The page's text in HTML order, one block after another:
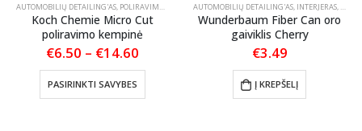
/ TEPTUKAI
AUTOMOBILIŲ DETAILING'AS, POLIRAVIMO PADAI
Koch Chemie Micro Cut
poliravimo kempinė
€6.50 – €14.60
€14.60
PASIRINKTI SAVYBES
This product has multiple variants. The options may be chosen on the product page
AUTOMOBILIŲ DETAILING'AS, INTERJERAS,
Wunderbaum Fiber Can oro
gaiviklis Cherry
€3.49
Į KREPŠELĮ